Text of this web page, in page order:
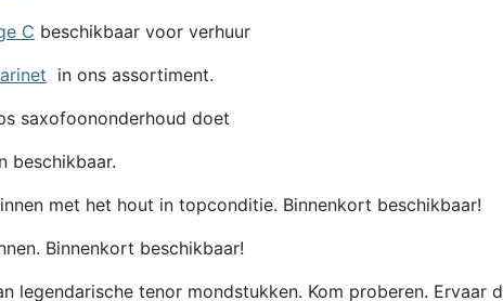
C beschikbaar voor verhuur
in ons assortiment.
saxofoononderhoud doet
met het hout in topconditie. Binnenkort beschikbaar!
Binnenkort beschikbaar!
tenor mondstukken. Kom proberen. Ervaar